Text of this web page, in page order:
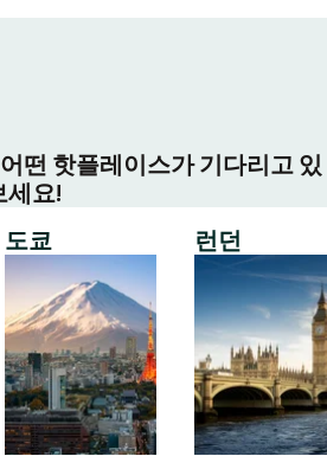
떤 핫플레이스가 기다리고 있
세요!
도쿄 런던